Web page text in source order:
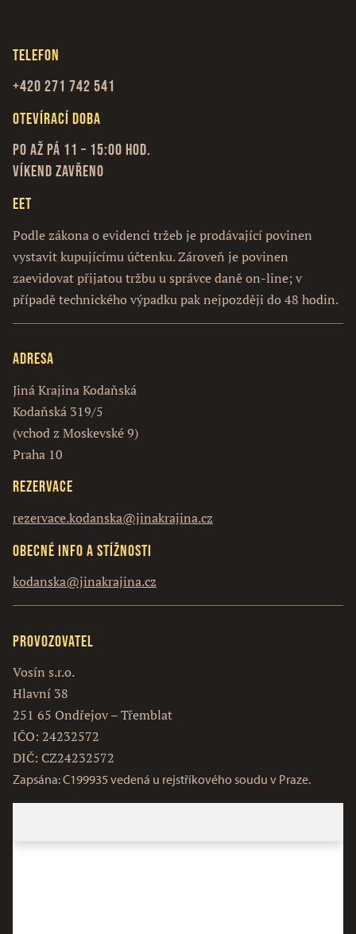
Telefon
+420 271 742 541
Otevírací doba
Po až Pá 11 – 15:00 hod.
Víkend zavřeno
EET
Podle zákona o evidenci tržeb je prodávající povinen
vystavit kupujícímu účtenku. Zároveň je povinen
zaevidovat přijatou tržbu u správce daně on-line; v
případě technického výpadku pak nejpozději do 48 hodin.
Adresa
Jiná Krajina Kodaňská
Kodaňská 319/5
(vchod z Moskevské 9)
Praha 10
Rezervace
rezervace.kodanska@jinakrajina.cz
Obecné info a stížnosti
kodanska@jinakrajina.cz
Provozovatel
Vosín s.r.o.
Hlavní 38
251 65 Ondřejov – Třemblat
IČO: 24232572
DIČ: CZ24232572
Zapsána: C199935 vedená u rejstříkového soudu v Praze.